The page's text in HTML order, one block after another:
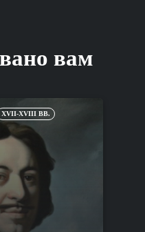
вам
XVII-XVIII ВВ.